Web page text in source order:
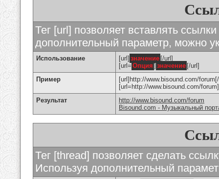
Тег [url] позволяет вставлять
дополнительный параметр, можно
Использование [url] значение [/url]
[url= Опция ] значение [/url]
Пример
[url]http://www.bisound.com/
[url=http://www.bisound.com/
Результат
http://www.bisound.com/forum
Bisound.com - Музыкальный
Тег [thread] позволяет сделать
Используя дополнительный